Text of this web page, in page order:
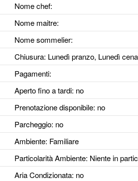
Nome chef:
Nome maitre:
Nome sommelier:
Chiusura: Lunedì pranzo, Lunedì
Pagamenti:
Aperto fino a tardi: no
Prenotazione disponibile: no
Parcheggio: no
Ambiente: Familiare
Particolarità Ambiente: Niente in
Aria Condizionata: no